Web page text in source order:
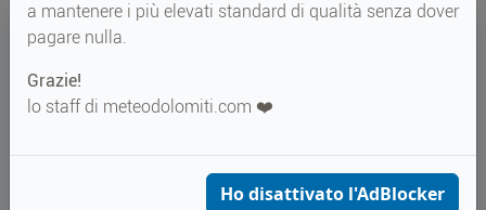
↑ 18° ↓ 9°
Schartl
a mantenere i più elevati standard di qualità senza dover
pagare nulla.
Grazie!
lo staff di meteodolomiti.com ❤️
Ho disattivato l'AdBlocker